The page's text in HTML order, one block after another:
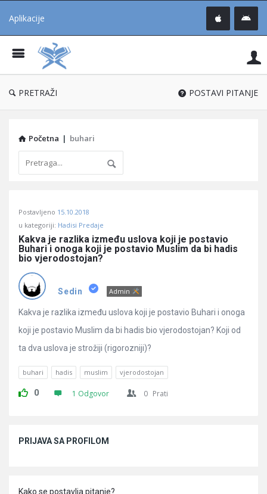
Aplikacije
®
PRETRAŽI POSTAVI PITANJE
Početna | buhari
Učene
Latest
Pitanja
Postavljeno 15.10.2018
u kategoriji: Hadisi Predaje
Kakva je razlika između uslova koji je postavio
Buhari i onoga koji je postavio Muslim da bi hadis
bio vjerodostojan?
Sedin Admin
Kakva je razlika između uslova koji je postavio Buhari i onoga
koji je postavio Muslim da bi hadis bio vjerodostojan? Koji od
ta dva uslova je strožiji (rigorozniji)?
buhari hadis muslim vjerodostojan
0 1 Odgovor 0 Prati
PRIJAVA SA PROFILOM
Kako se postavlja pitanje?